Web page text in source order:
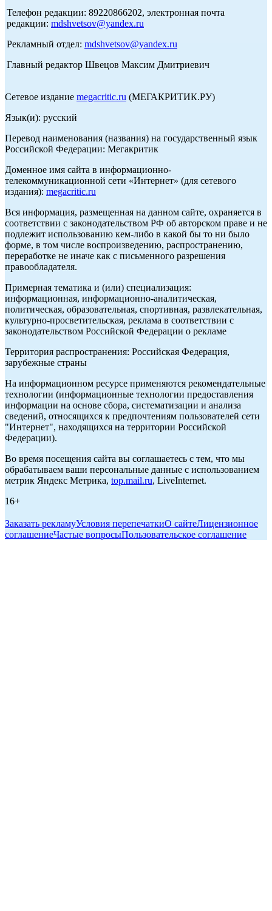
Телефон редакции: 89220866202, электронная почта
редакции: mdshvetsov@yandex.ru
Рекламный отдел: mdshvetsov@yandex.ru
Главный редактор Швецов Максим Дмитриевич
Сетевое издание megacritic.ru (МЕГАКРИТИК.РУ)
Язык(и): русский
Перевод наименования (названия) на государственный язык
Российской Федерации: Мегакритик
Доменное имя сайта в информационно-
телекоммуникационной сети «Интернет» (для сетевого
издания): megacritic.ru
Вся информация, размещенная на данном сайте, охраняется в
соответствии с законодательством РФ об авторском праве и не
подлежит использованию кем-либо в какой бы то ни было
форме, в том числе воспроизведению, распространению,
переработке не иначе как с письменного разрешения
правообладателя.
Примерная тематика и (или) специализация:
информационная, информационно-аналитическая,
политическая, образовательная, спортивная, развлекательная,
культурно-просветительская, реклама в соответствии с
законодательством Российской Федерации о рекламе
Территория распространения: Российская Федерация,
зарубежные страны
На информационном ресурсе применяются рекомендательные
технологии (информационные технологии предоставления
информации на основе сбора, систематизации и анализа
сведений, относящихся к предпочтениям пользователей сети
"Интернет", находящихся на территории Российской
Федерации).
Во время посещения сайта вы соглашаетесь с тем, что мы
обрабатываем ваши персональные данные с использованием
метрик Яндекс Метрика, top.mail.ru, LiveInternet.
16+
Заказать рекламуУсловия перепечаткиО сайтеЛицензионное
соглашениеЧастые вопросыПользовательское соглашение